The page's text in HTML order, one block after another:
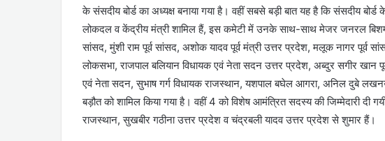
के संसदीय बोर्ड का अध्यक्ष बनाया गया है। वहीं सबसे बड़ी बात यह है कि संसदीय
लोकदल व केंद्रीय मंत्री शामिल हैं, इस कमेटी में उनके साथ-साथ मेजर जनरल बिशम्बर
सांसद, मुंशी राम पूर्व सांसद, अशोक यादव पूर्व मंत्री उत्तर प्रदेश, मलूक नागर पूर्व
लोकसभा, राजपाल बलियान विधायक एवं नेता सदन उत्तर प्रदेश, अब्दुर सगीर खान
एवं नेता सदन, सुभाष गर्ग विधायक राजस्थान, यशपाल बघेल आगरा, अनिल दुबे
बड़ौत को शामिल किया गया है। वहीं 4 को विशेष आमंत्रित सदस्य की जिम्मेदारी दी
राजस्थान, सुखबीर गठीना उत्तर प्रदेश व चंद्रबली यादव उत्तर प्रदेश से शुमार हैं।